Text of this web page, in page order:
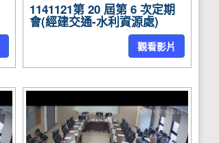
1141121第 20 屆第 6 次定期
會(經建交通-水利資源處)
觀看影片